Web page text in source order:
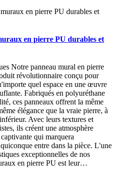
en pierre PU durables et
Notre panneau mural en pierre
révolutionnaire conçu pour
quel espace en une œuvre
Fabriqués en polyuréthane
ces panneaux offrent la même
élégance que la vraie pierre, à
Avec leurs textures et
ils créent une atmosphère
qui marquera
entre dans la pièce. L'une
exceptionnelles de nos
en pierre PU est leur…